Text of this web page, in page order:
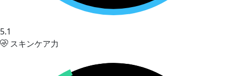
5.1
スキンケア力